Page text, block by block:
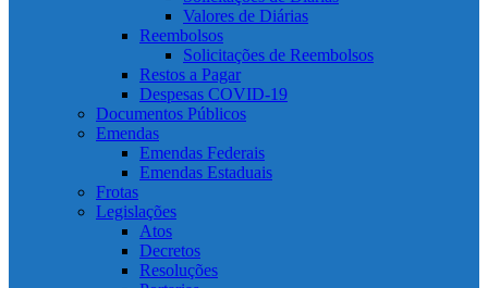
Valores de Diárias
Reembolsos
Solicitações de Reembolsos
Restos a Pagar
Despesas COVID-19
Documentos Públicos
Emendas
Emendas Federais
Emendas Estaduais
Frotas
Legislações
Atos
Decretos
Resoluções